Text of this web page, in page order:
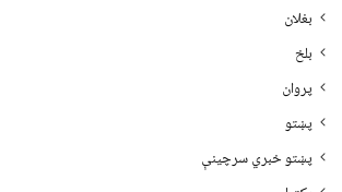
بغلان
بلخ
پروان
پښتو
پښتو خبري سرچينې